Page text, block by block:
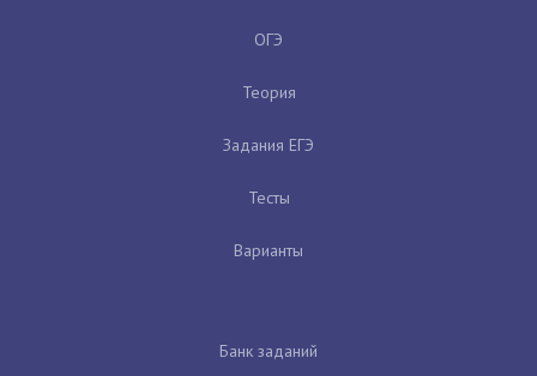
ОГЭ
Теория
Задания ЕГЭ
Тесты
Варианты
Банк заданий